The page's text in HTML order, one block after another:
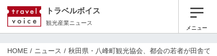
トラベルボイス
観光産業ニュース
メニュー
HOME ニュース 秋田県・八峰町観光協会、都会の若者が田舎で